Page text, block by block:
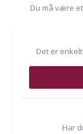
Du må være
Det er
Har